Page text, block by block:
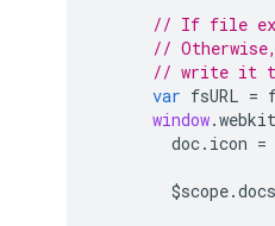
// If file
//
// write it
var fsURL =
window.
doc. icon =
$scope.docs